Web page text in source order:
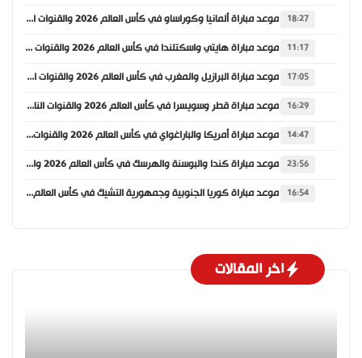
18:27 موعد مباراة ألمانيا وكوراساو في كأس العالم 2026 والقنوات الناقلة
11:17 موعد مباراة هايتي واسكتلندا في كأس العالم 2026 والقنوات الناقلة
17:05 موعد مباراة البرازيل والمغرب في كأس العالم 2026 والقنوات الناقلة
16:29 موعد مباراة قطر وسويسرا في كأس العالم 2026 والقنوات الناقلة
14:47 موعد مباراة أمريكا والباراغواي في كأس العالم 2026 والقنوات الناقلة
23:56 موعد مباراة كندا والبوسنة والهرسك في كأس العالم 2026 والقنوات الناقلة
16:54 موعد مباراة كوريا الجنوبية وجمهورية التشيك في كأس العالم 2026 والقنوات الناقلة
اخر المقالات